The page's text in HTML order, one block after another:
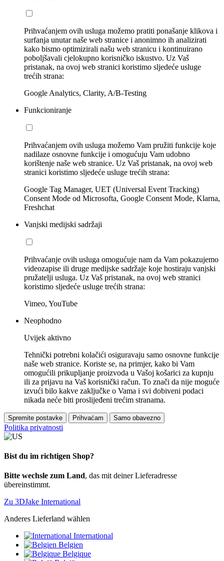
Prihvaćanjem ovih usluga možemo pratiti ponašanje klikova i
surfanja unutar naše web stranice i anonimno ih analizirati
kako bismo optimizirali našu web stranicu i kontinuirano
poboljšavali cjelokupno korisničko iskustvo. Uz Vaš
pristanak, na ovoj web stranici koristimo sljedeće usluge
trećih strana:
Google Analytics, Clarity, A/B-Testing
Funkcioniranje
Prihvaćanjem ovih usluga možemo Vam pružiti funkcije koje
nadilaze osnovne funkcije i omogućuju Vam udobno
korištenje naše web stranice. Uz Vaš pristanak, na ovoj web
stranici koristimo sljedeće usluge trećih strana:
Google Tag Manager, UET (Universal Event Tracking)
Consent Mode od Microsofta, Google Consent Mode, Klarna,
Freshchat
Vanjski medijski sadržaji
Prihvaćanje ovih usluga omogućuje nam da Vam pokazujemo
videozapise ili druge medijske sadržaje koje hostiraju vanjski
pružatelji usluga. Uz Vaš pristanak, na ovoj web stranici
koristimo sljedeće usluge trećih strana:
Vimeo, YouTube
Neophodno
Uvijek aktivno
Tehnički potrebni kolačići osiguravaju samo osnovne funkcije
naše web stranice. Koriste se, na primjer, kako bi Vam
omogućili prikupljanje proizvoda u Vašoj košarici za kupnju
ili za prijavu na Vaš korisnički račun. To znači da nije moguće
izvući bilo kakve zaključke o Vama i svi dobiveni podaci
nikada neće biti proslijeđeni trećim stranama.
Spremite postavke Prihvaćam Samo obavezno
Politika privatnosti
Bist du im richtigen Shop?
Bitte wechsle zum Land, das mit deiner Lieferadresse
übereinstimmt.
Zu 3DJake International
Anderes Lieferland wählen
International
Belgien
Belgique